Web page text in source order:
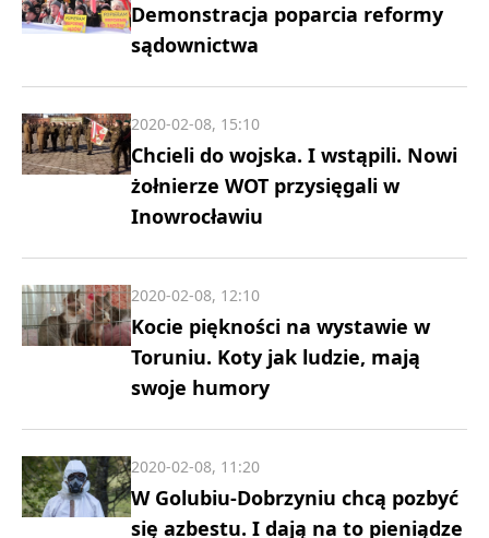
Demonstracja poparcia reformy
sądownictwa
Chcieli do wojska. I wstąpili. Nowi
żołnierze WOT przysięgali w
Inowrocławiu
2020-02-08, 15:10
Kocie piękności na wystawie w
Toruniu. Koty jak ludzie, mają
swoje humory
2020-02-08, 12:10
W Golubiu-Dobrzyniu chcą pozbyć
się azbestu. I dają na to pieniądze
2020-02-08, 11:20